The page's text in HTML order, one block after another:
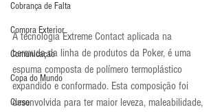
Cobrança de Falta
Compra Exterior
Comunicação
Copa do Mundo
Curso
A tecnologia Extreme Contact aplicada na
bermuda da linha de produtos da Poker, é uma
espuma composta de polímero termoplástico
expandido e conformado. Esta composição foi
desenvolvida para ter maior leveza, maleabilidade,